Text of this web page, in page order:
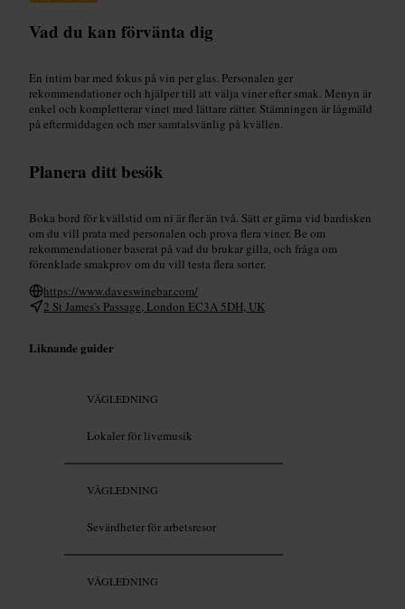
Vad du kan förvänta dig
En intim bar med fokus på vin per glas. Personalen ger
rekommendationer och hjälper till att välja viner efter smak. Menyn är
enkel och kompletterar vinet med lättare rätter. Stämningen är lågmäld
på eftermiddagen och mer samtalsvänlig på kvällen.
Planera ditt besök
Boka bord för kvällstid om ni är fler än två. Sätt er gärna vid bardisken
om du vill prata med personalen och prova flera viner. Be om
rekommendationer baserat på vad du brukar gilla, och fråga om
förenklade smakprov om du vill testa flera sorter.
https://www.daveswinebar.com/
2 St James's Passage, London EC3A 5DH, UK
Liknande guider
VÄGLEDNING
Lokaler för livemusik
VÄGLEDNING
Sevärdheter för arbetsresor
VÄGLEDNING